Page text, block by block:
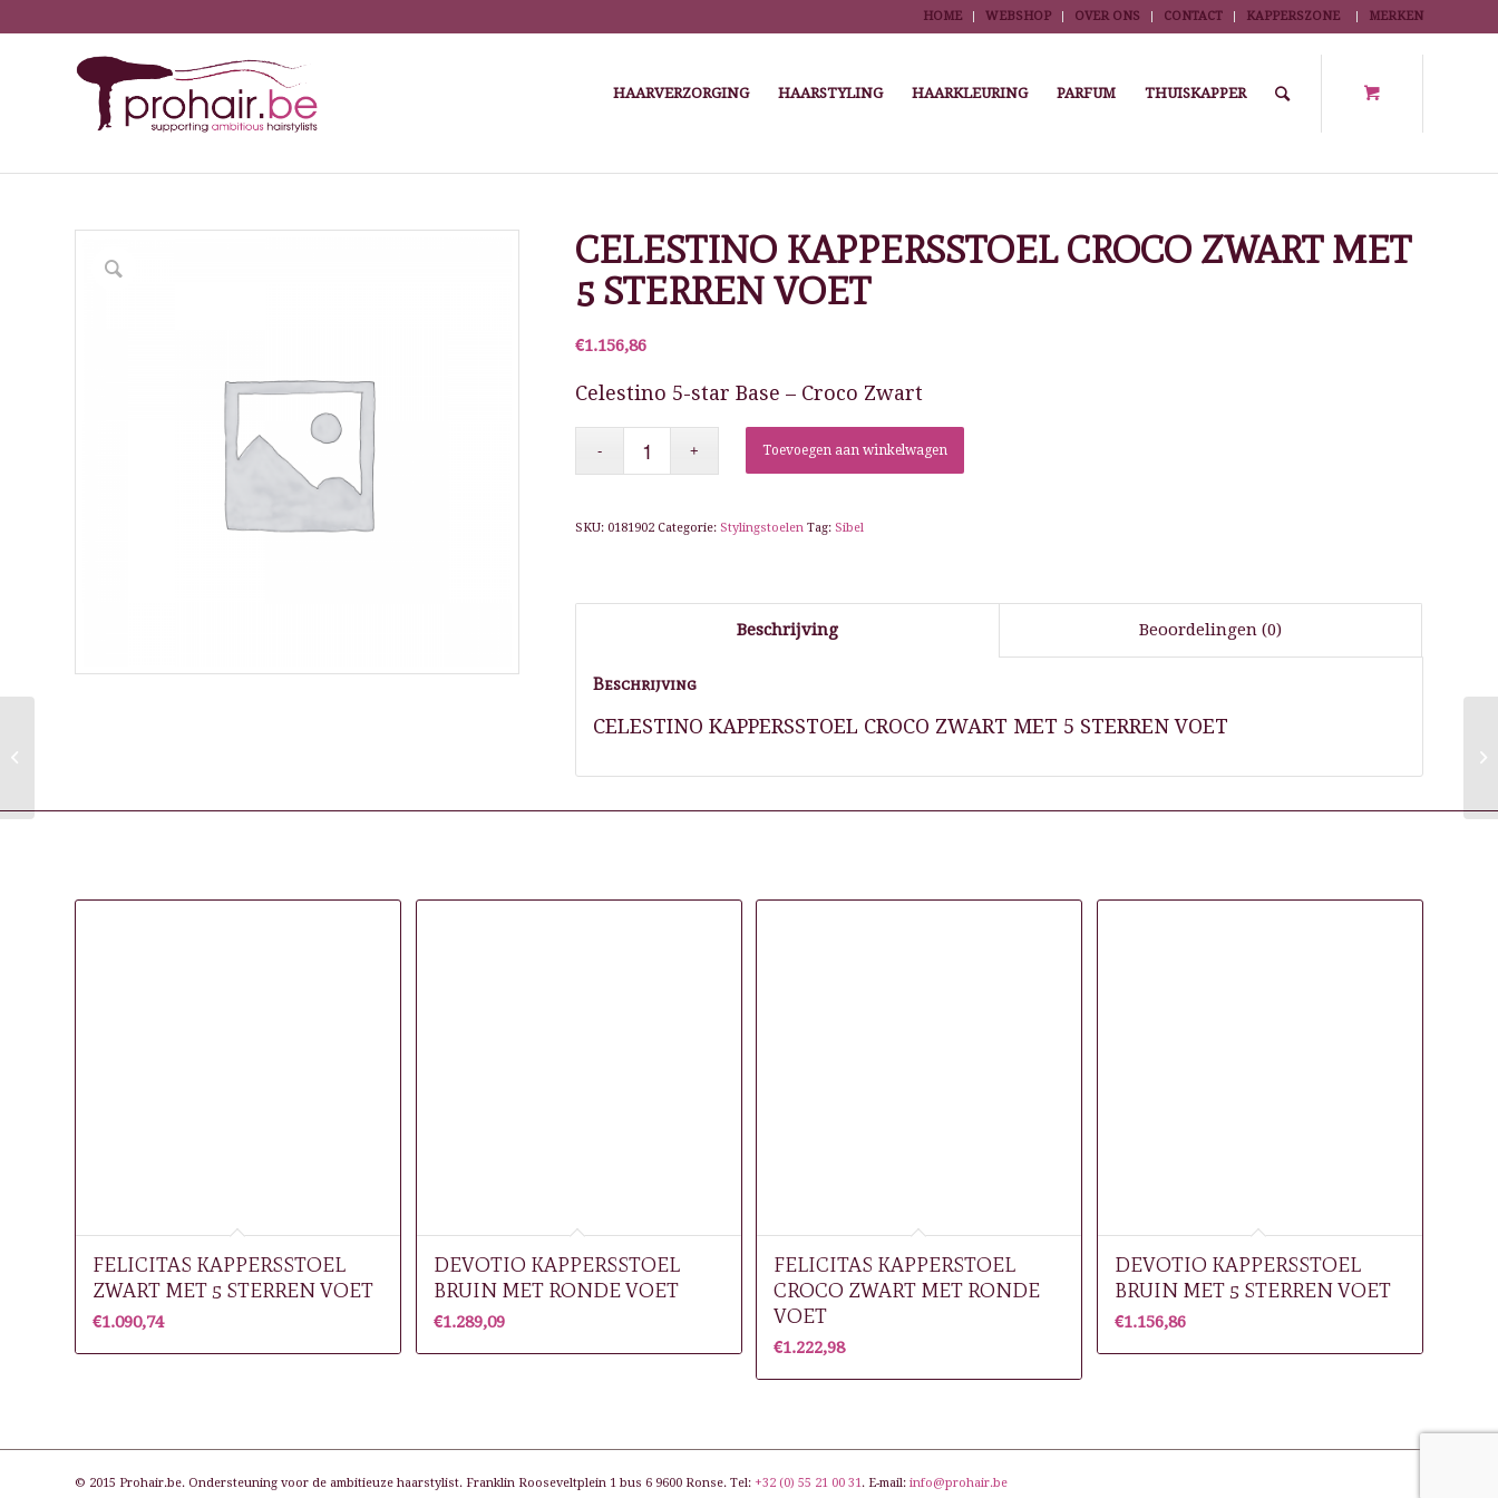
HOME WEBSHOP OVER ONS CONTACT KAPPERSZONE MERKEN
HAARVERZORGING HAARSTYLING HAARKLEURING PARFUM THUISKAPPER
CELESTINO KAPPERSSTOEL CROCO ZWART MET
5 STERREN VOET
€1.156,86
Celestino 5-star Base – Croco Zwart
Toevoegen aan winkelwagen
SKU: 0181902 Categorie:Stylingstoelen Tag:Sibel
Beschrijving Beoordelingen (0)
Beschrijving
CELESTINO KAPPERSSTOEL CROCO ZWART MET 5 STERREN VOET
FELICITAS KAPPERSSTOEL
ZWART MET 5 STERREN VOET
€1.090,74
DEVOTIO KAPPERSSTOEL
BRUIN MET RONDE VOET
€1.289,09
FELICITAS KAPPERSTOEL
CROCO ZWART MET RONDE
VOET
€1.222,98
DEVOTIO KAPPERSSTOEL
BRUIN MET 5 STERREN VOET
€1.156,86
© 2015 Prohair.be. Ondersteuning voor de ambitieuze haarstylist. Franklin Rooseveltplein 1 bus 6 9600 Ronse. Tel: +32 (0) 55 21 00 31. E-mail: info@prohair.be